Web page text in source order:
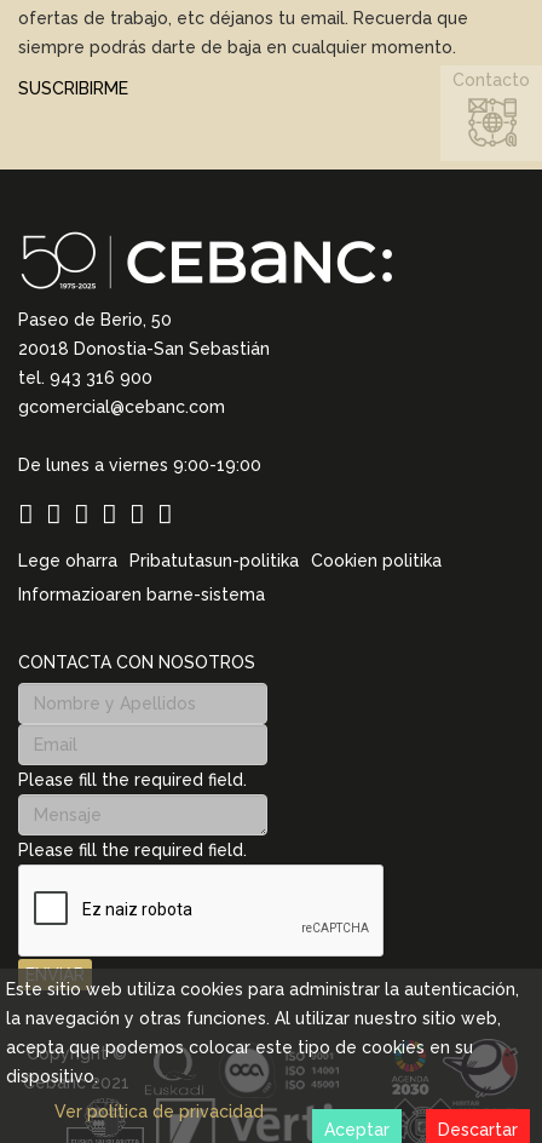
ofertas de trabajo, etc déjanos tu email. Recuerda que
siempre podrás darte de baja en cualquier momento.
SUSCRIBIRME
Paseo de Berio, 50
20018 Donostia-San Sebastián
tel. 943 316 900
gcomercial@cebanc.com
De lunes a viernes 9:00-19:00
Lege oharra Pribatutasun-politika
Cookien politika
Informazioaren barne-sistema
CONTACTA CON NOSOTROS
Please fill the required field.
Please fill the required field.
ENVIAR
Contacto
Copyright ©
Cebanc 2021
Este sitio web utiliza cookies para administrar la autenticación,
la navegación y otras funciones. Al utilizar nuestro sitio web,
acepta que podemos colocar este tipo de cookies en su
dispositivo.
Ver política de privacidad
Descartar
Aceptar